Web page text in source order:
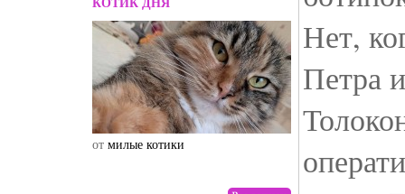
от милые котики
Нет,
Петра